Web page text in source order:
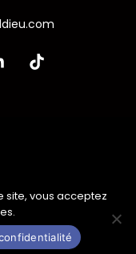
site, vous acceptez